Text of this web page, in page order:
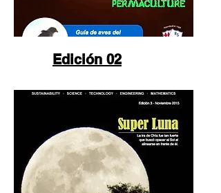
Edición 02